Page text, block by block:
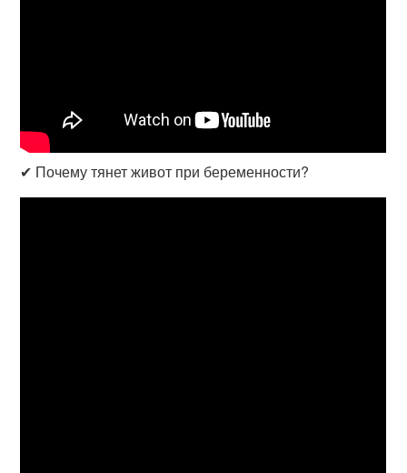
✔ Почему тянет живот при беременности?